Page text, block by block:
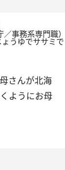
事務系専門職）
うゆでササミで
さんが北海
ようにお母